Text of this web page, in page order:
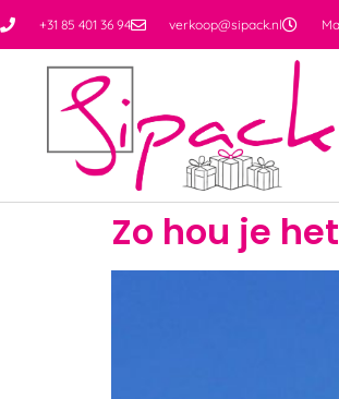
+31 85 401 36 94 verkoop@sipack.nl
Zo hou je